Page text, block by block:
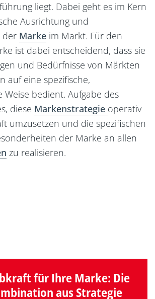
liegt. Dabei geht es im Kern
Ausrichtung und
der Marke im Markt. Für den
ist dabei entscheidend, dass sie
und Bedürfnisse von Märkten
auf eine spezifische,
Weise bedient. Aufgabe des
diese Markenstrategie operativ
umzusetzen und die spezifischen
der Marke an allen
zu realisieren.
für Ihre Marke: Die
aus Strategie